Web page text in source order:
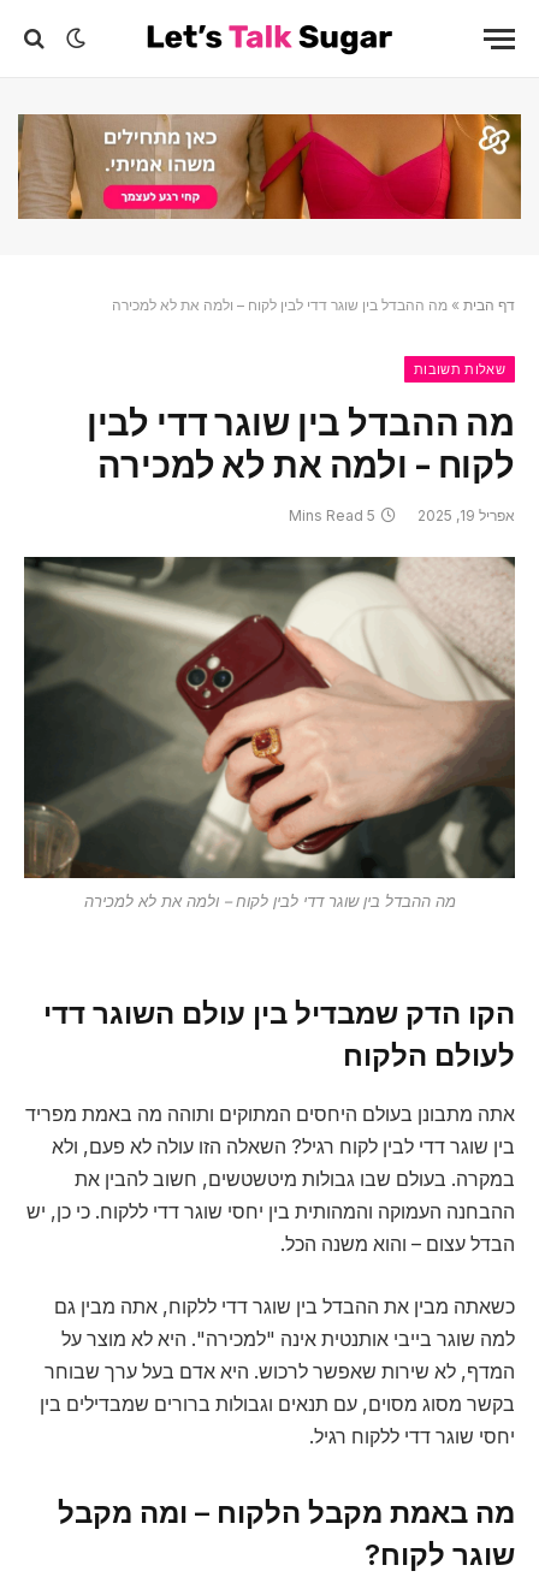
דף הבית » מה ההבדל בין שוגר דדי לבין לקוח – ולמה את לא למכירה
שאלות תשובות
מה ההבדל בין שוגר דדי לבין
לקוח – ולמה את לא למכירה
אפריל 19, 2025 5 Mins Read
מה ההבדל בין שוגר דדי לבין לקוח – ולמה את לא למכירה
הקו הדק שמבדיל בין עולם השוגר דדי
לעולם הלקוח
אתה מתבונן בעולם היחסים המתוקים ותוהה מה באמת מפריד
בין שוגר דדי לבין לקוח רגיל? השאלה הזו עולה לא פעם, ולא
במקרה. בעולם שבו גבולות מיטשטשים, חשוב להבין את
ההבחנה העמוקה והמהותית בין יחסי שוגר דדי ללקוח. כי כן, יש
הבדל עצום – והוא משנה הכל.
כשאתה מבין את ההבדל בין שוגר דדי ללקוח, אתה מבין גם
למה שוגר בייבי אותנטית אינה "למכירה". היא לא מוצר על
המדף, לא שירות שאפשר לרכוש. היא אדם בעל ערך שבוחר
בקשר מסוג מסוים, עם תנאים וגבולות ברורים שמבדילים בין
יחסי שוגר דדי ללקוח רגיל.
מה באמת מקבל הלקוח – ומה מקבל
שוגר לקוח?